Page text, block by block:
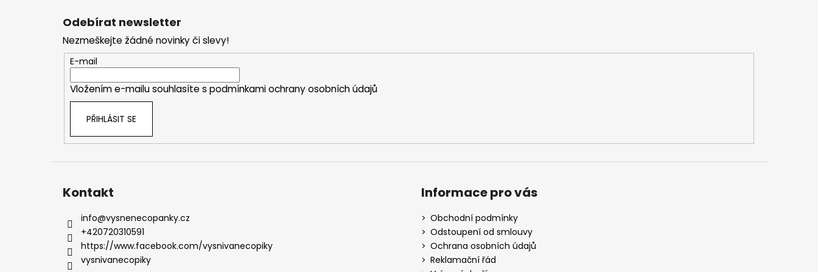
Odebírat newsletter
Nezmeškejte žádné novinky či slevy!
E-mail
Vložením e-mailu souhlasíte s podmínkami ochrany osobních údajů
PŘIHLÁSIT SE
Kontakt
info@vysnenecopanky.cz
+420720310591
https://www.facebook.com/vysnivanecopiky
vysnivanecopiky
Informace pro vás
Obchodní podmínky
Odstoupení od smlouvy
Ochrana osobních údajů
Reklamační řád